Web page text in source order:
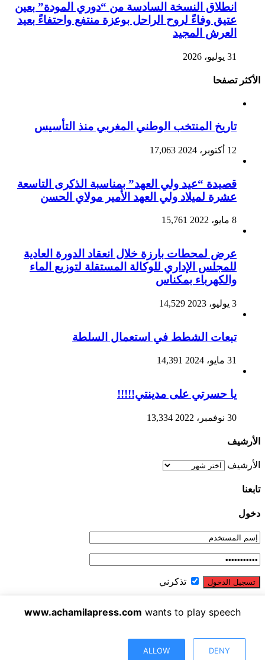
انطلاق النسخة السادسة من “دوري المودة” بعين
عتيق وفاءً لروح الراحل بوعزة منتفع واحتفاءً بعيد
العرش المجيد
31 يوليو، 2026
الأكثر تصفحا
تاريخ المنتخب الوطني المغربي منذ التأسيس
12 أكتوبر، 2024 17,063
قصيدة “عيد ولي العهد” بمناسبة الذكرى التاسعة
عشرة لميلاد ولي العهد الأمير مولاي الحسن
8 مايو، 2022 15,761
عرض لمحطات بارزة خلال انعقاد الدورة العادية
للمجلس الإداري للوكالة المستقلة لتوزيع الماء
والكهرباء بمكناس
3 يوليو، 2023 14,529
تبعات الشطط في استعمال السلطة
31 مايو، 2024 14,391
يا حسرتي على مدينتي!!!!!
30 نوفمبر، 2022 13,334
الأرشيف
الأرشيف
تابعنا
دخول
تذكرني
17040538
E-mail : achamilapress@gmail.com
www.achamilapress.com wants to play speech
DENY
ALLOW